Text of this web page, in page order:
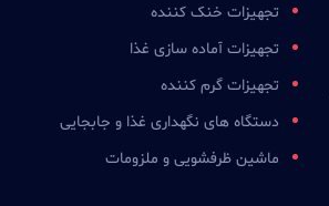
تجهیزات خنک کننده
تجهیزات آماده سازی غذا
تجهیزات گرم کننده
دستگاه های نگهداری غذا و جابجایی
ماشین ظرفشویی و ملزومات